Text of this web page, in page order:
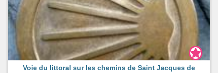
Voie du littoral sur les chemins de Saint Jacques de